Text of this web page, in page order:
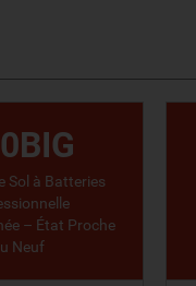
Sol à Batteries
– État Proche
Neuf